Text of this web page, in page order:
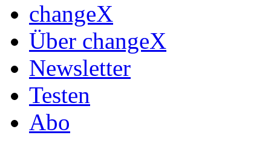
changeX
Über changeX
Newsletter
Testen
Abo